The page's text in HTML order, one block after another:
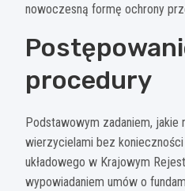
nowoczesną formę ochrony
procedury
Podstawowym zadaniem,
wierzycielami bez
układowego w Krajowym
wypowiadaniem umów o